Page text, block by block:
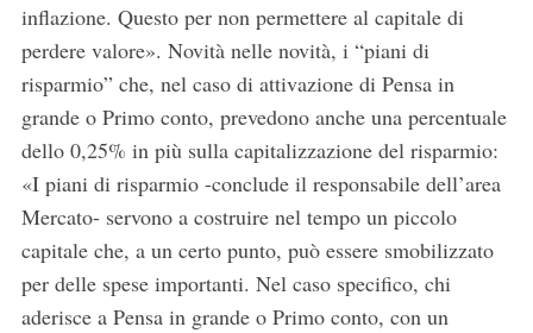
inflazione. Questo per non permettere al capitale di
perdere valore». Novità nelle novità, i “piani di
risparmio” che, nel caso di attivazione di Pensa in
grande o Primo conto, prevedono anche una percentuale
dello 0,25% in più sulla capitalizzazione del risparmio:
«I piani di risparmio -conclude il responsabile dell’area
Mercato- servono a costruire nel tempo un piccolo
capitale che, a un certo punto, può essere smobilizzato
per delle spese importanti. Nel caso specifico, chi
aderisce a Pensa in grande o Primo conto, con un